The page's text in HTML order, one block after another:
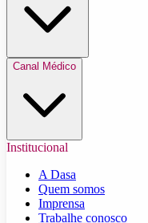
Canal Médico
Institucional
A Dasa
Quem somos
Imprensa
Trabalhe conosco